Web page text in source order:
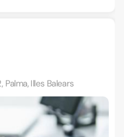
Illes Balears